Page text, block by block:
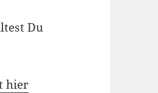
Du
hier